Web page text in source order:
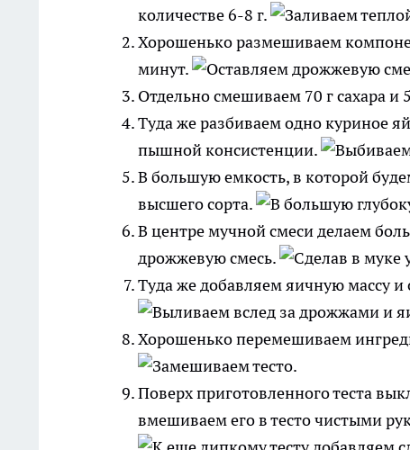
количестве 6-8 г.
Хорошенько размешиваем
минут.
Отдельно смешиваем 70 г сахара и
Туда же разбиваем одно куриное
пышной консистенции.
В большую емкость, в которой
высшего сорта.
В центре мучной смеси делаем
дрожжевую смесь.
Туда же добавляем яичную массу
Хорошенько перемешиваем
Поверх приготовленного теста
вмешиваем его в тесто чистыми